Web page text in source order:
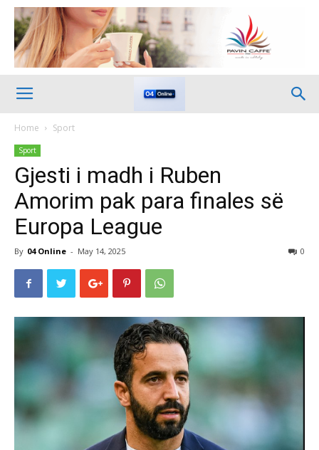
Home Sport
Sport
Gjesti i madh i Ruben
Amorim pak para finales së
Europa League
By 04 Online - May 14, 2025 0